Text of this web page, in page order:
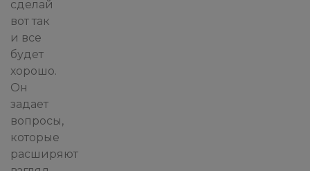
сделай
вот так
и все
будет
хорошо.
Он
задает
вопросы,
которые
расширяют